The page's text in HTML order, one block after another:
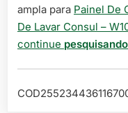
ampla para Painel De
De Lavar Consul –
continue